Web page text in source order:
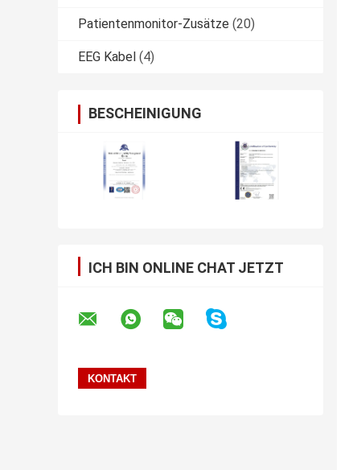
Patientenmonitor-Zusätze (20)
EEG Kabel (4)
BESCHEINIGUNG
ICH BIN ONLINE CHAT JETZT